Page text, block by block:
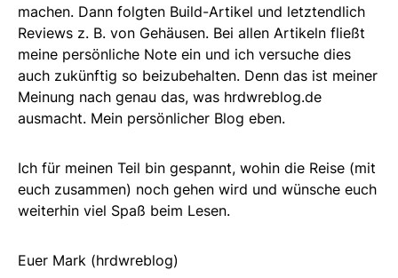
machen. Dann folgten Build-Artikel und letztendlich
Reviews z. B. von Gehäusen. Bei allen Artikeln fließt
meine persönliche Note ein und ich versuche dies
auch zukünftig so beizubehalten. Denn das ist meiner
Meinung nach genau das, was hrdwreblog.de
ausmacht. Mein persönlicher Blog eben.
Ich für meinen Teil bin gespannt, wohin die Reise (mit
euch zusammen) noch gehen wird und wünsche euch
weiterhin viel Spaß beim Lesen.
Euer Mark (hrdwreblog)